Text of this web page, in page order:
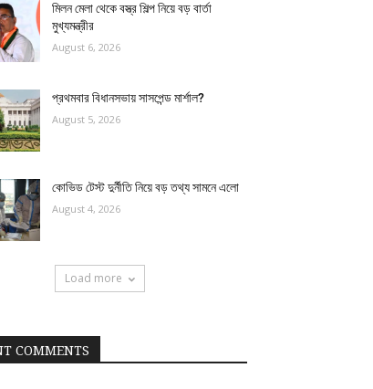
মিলন মেলা থেকে বস্ত্র শিল্প নিয়ে বড় বার্তা
মুখ্যমন্ত্রীর
August 6, 2026
প্রথমবার বিধানসভায় সাসপেন্ড মার্শাল?
August 5, 2026
কোভিড টেস্ট দুর্নীতি নিয়ে বড় তথ্য সামনে এলো
August 4, 2026
Load more
COMMENTS